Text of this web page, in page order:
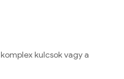
kulcsok vagy a